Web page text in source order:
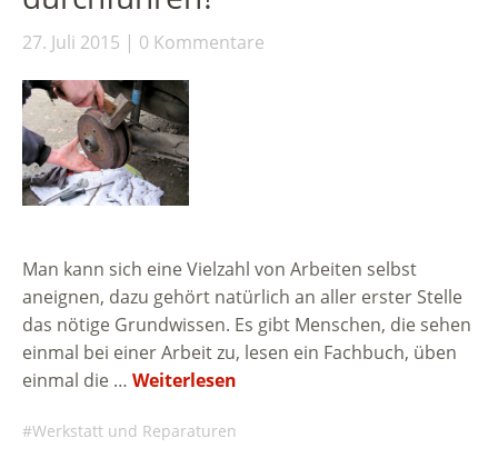
27. Juli 2015 0 Kommentare
Man kann sich eine Vielzahl von Arbeiten selbst
aneignen, dazu gehört natürlich an aller erster Stelle
das nötige Grundwissen. Es gibt Menschen, die sehen
einmal bei einer Arbeit zu, lesen ein Fachbuch, üben
einmal die … Weiterlesen
Werkstatt und Reparaturen